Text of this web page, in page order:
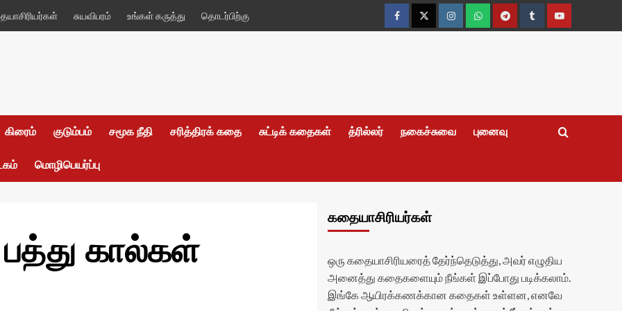
சுயவிபரம் உங்கள் கருத்து தொடர்பிற்கு
FacebookTwitterInstagramWhatsappTelegramTumblrYouTube
கிரைம் குடும்பம் சமூக நீதி சரித்திரக் கதை சுட்டிக் கதைகள் த்ரில்லர் நகைச்சுவை புனைவு
மொழிபெயர்ப்பு
பத்து கால்கள்
கதையாசிரியர்கள்
ஒரு கதையாசிரியரைத் தேர்ந்தெடுத்து, அவர் எழுதிய
அனைத்து கதைகளையும் நீங்கள் இப்போது படிக்கலாம்.
இங்கே ஆயிரக்கணக்கான கதைகள் உள்ளன, எனவே